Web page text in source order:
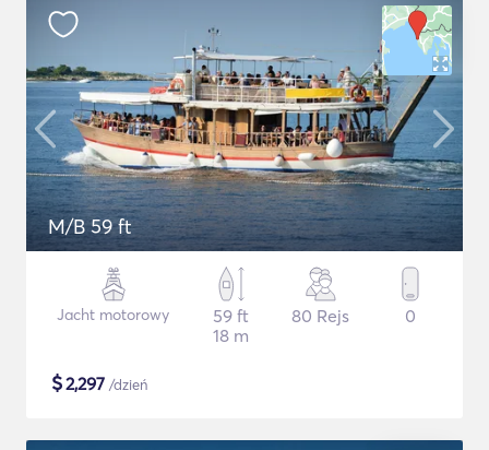
M/B 59 ft
Jacht motorowy
59 ft
18 m
80 Rejs 0
$2,297 /dzień